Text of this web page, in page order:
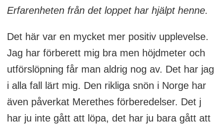
Erfarenheten från det loppet har hjälpt henne.
Det här var en mycket mer positiv upplevelse.
Jag har förberett mig bra men höjdmeter och
utförslöpning får man aldrig nog av. Det har jag
i alla fall lärt mig. Den rikliga snön i Norge har
även påverkat Merethes förberedelser. Det j
har ju inte gått att löpa, det har ju bara gått att